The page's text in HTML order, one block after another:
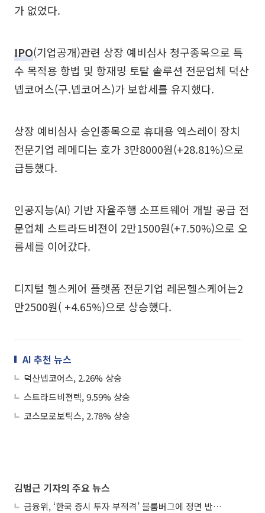
가 없었다.
IPO(기업공개)관련 상장 예비심사 청구종목으로 특
수 목적용 항법 및 항재밍 토탈 솔루션 전문업체 덕산
넵코어스(구.넵코어스)가 보합세를 유지했다.
상장 예비심사 승인종목으로 휴대용 엑스레이 장치
전문기업 레메디는 호가 3만8000원(+28.81%)으로
급등했다.
인공지능(AI) 기반 자율주행 소프트웨어 개발 공급 전
문업체 스트라드비젼이 2만1500원(+7.50%)으로 오
름세를 이어갔다.
디지털 헬스케어 플랫폼 전문기업 레몬헬스케어는2
만2500원( +4.65%)으로 상승했다.
AI 추천 뉴스
덕산넵코어스, 2.26% 상승
스트라드비젼텍, 9.59% 상승
코스모로보틱스, 2.78% 상승
김범근 기자의 주요 뉴스
금융위, ‘한국 증시 투자 부적격’ 블룸버그에 정면 반박…“근거 불분명”